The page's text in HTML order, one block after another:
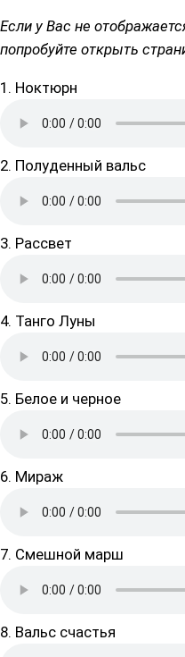
Если у Вас не
попробуйте открыть
1. Ноктюрн
2. Полуденный вальс
3. Рассвет
4. Танго Луны
5. Белое и черное
6. Мираж
7. Смешной марш
8. Вальс счастья